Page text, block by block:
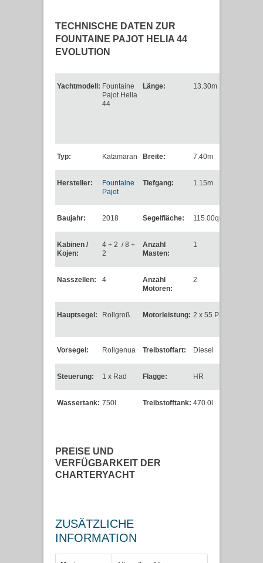
TECHNISCHE DATEN ZUR
FOUNTAINE PAJOT HELIA 44
EVOLUTION
Yachtmodell: Fountaine
Pajot Helia
44
Länge: 13.30m
Typ: Katamaran Breite: 7.40m
Hersteller:
Fountaine
Pajot
Tiefgang: 1.15m
Baujahr: 2018 Segelfläche: 115.00qm
Kabinen /
Kojen:
4 + 2 / 8 +
2
Anzahl
Masten:
1
Nasszellen: 4
Anzahl
Motoren:
2
Hauptsegel: Rollgroß Motorleistung: 2 x 55 PS
Vorsegel: Rollgenua Treibstoffart: Diesel
Steuerung: 1 x Rad Flagge: HR
Wassertank: 750l Treibstofftank: 470.0l
PREISE UND
VERFÜGBARKEIT DER
CHARTERYACHT
ZUSÄTZLICHE
INFORMATION